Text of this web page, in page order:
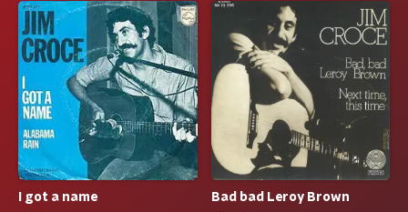
I got a name
Bad bad Leroy Brown